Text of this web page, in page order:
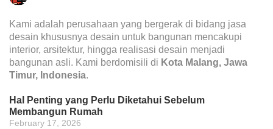
Kami adalah perusahaan yang bergerak di bidang jasa
desain khususnya desain untuk bangunan mencakupi
interior, arsitektur, hingga realisasi desain menjadi
bangunan asli. Kami berdomisili di Kota Malang, Jawa
Timur, Indonesia.
Hal Penting yang Perlu Diketahui Sebelum
Membangun Rumah
February 17, 2026